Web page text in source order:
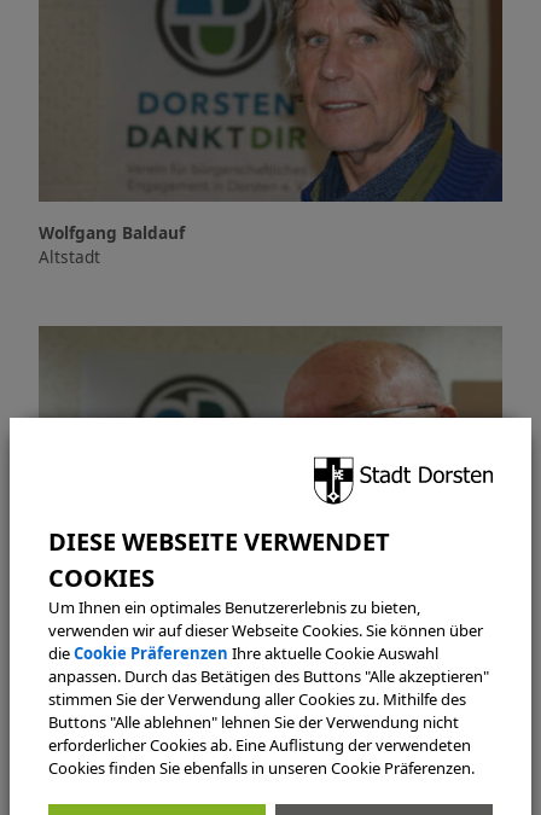
Wolfgang Baldauf
Altstadt
Norbert Holz
stellv. Vorsitzender
Um Ihnen ein optimales Benutzererlebnis zu bieten,
verwenden wir auf dieser Webseite Cookies. Sie können über
dieCookie Präferenzen Ihre aktuelle Cookie Auswahl
anpassen. Durch das Betätigen des Buttons "Alle akzeptieren"
stimmen Sie der Verwendung aller Cookies zu. Mithilfe des
Buttons "Alle ablehnen" lehnen Sie der Verwendung nicht
erforderlicher Cookies ab. Eine Auflistung der verwendeten
Cookies finden Sie ebenfalls in unseren Cookie Präferenzen.